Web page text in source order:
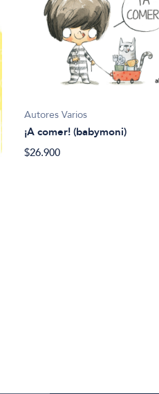
Autores Varios
¡A comer! (babymoni)
$26.900